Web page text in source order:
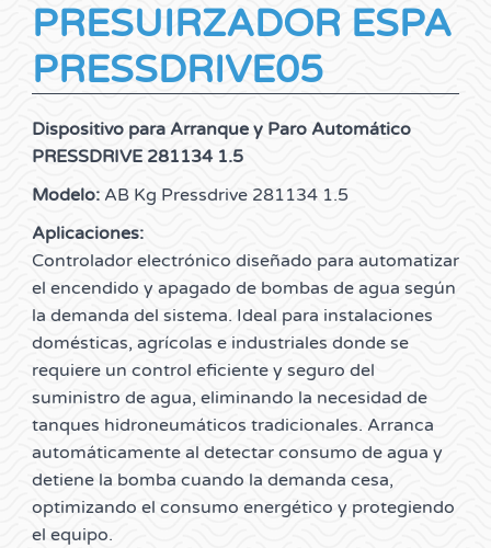
PRESUIRZADOR ESPA
PRESSDRIVE05
Dispositivo para Arranque y Paro Automático
PRESSDRIVE 281134 1.5
Modelo: AB Kg Pressdrive 281134 1.5
Aplicaciones:
Controlador electrónico diseñado para automatizar
el encendido y apagado de bombas de agua según
la demanda del sistema. Ideal para instalaciones
domésticas, agrícolas e industriales donde se
requiere un control eficiente y seguro del
suministro de agua, eliminando la necesidad de
tanques hidroneumáticos tradicionales. Arranca
automáticamente al detectar consumo de agua y
detiene la bomba cuando la demanda cesa,
optimizando el consumo energético y protegiendo
el equipo.